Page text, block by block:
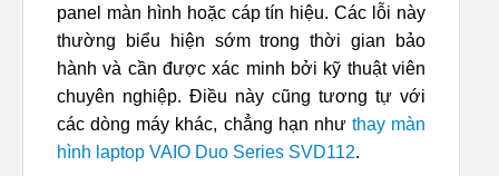
panel màn hình hoặc cáp tín hiệu. Các lỗi này
thường biểu hiện sớm trong thời gian bảo
hành và cần được xác minh bởi kỹ thuật viên
chuyên nghiệp. Điều này cũng tương tự với
các dòng máy khác, chẳng hạn như thay màn
hình laptop VAIO Duo Series SVD112.